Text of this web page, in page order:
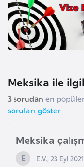
Meksika ile
3 sorudan en
soruları göster
Meksika
E.V., 23 Eyl
l
g
a
r
t
n
B
r